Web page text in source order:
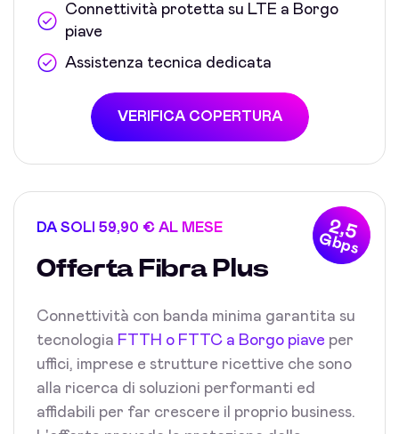
Connettività protetta su LTE a Borgo
piave
Assistenza tecnica dedicata
VERIFICA COPERTURA
2,5
Gbps
DA SOLI 59,90 € AL MESE
Offerta Fibra Plus
Connettività con banda minima garantita su
tecnologia FTTH o FTTC a Borgo piave per
uffici, imprese e strutture ricettive che sono
alla ricerca di soluzioni performanti ed
affidabili per far crescere il proprio business.